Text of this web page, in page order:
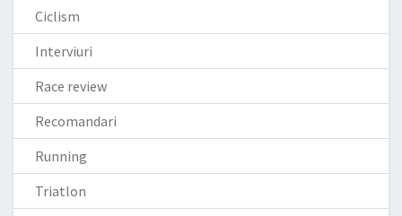
Ciclism
Interviuri
Race review
Recomandari
Running
Triatlon